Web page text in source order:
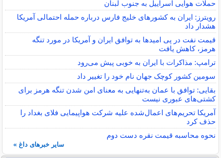
حملات هوایی اسراییل به جنوب لبنان
رویترز: ایران به کشورهای خلیج فارس درباره حمله احتمالی آمریکا
هشدار داد
قیمت نفت در پی امیدها به توافق ایران و آمریکا در مورد تنگه
هرمز، کاهش یافت
ترامپ: مذاکرات با ایران به خوبی پیش می‌رود
سومین کشور کوچک جهان نام خود را تغییر داد
بقایی: توافق با عمان به‌تنهایی به معنای امن شدن تنگه هرمز برای
کشتی‌های عبوری نیست
آمریکا تحریم‌های اعمال‌شده علیه شرکت هواپیمایی فلای بغداد را
حذف کرد
نحوه محاسبه قیمت نقره دست دوم
سایر خبرهای داغ »